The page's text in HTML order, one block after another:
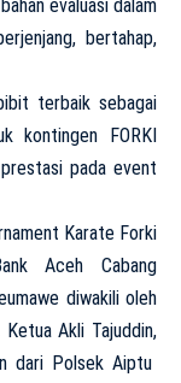
evaluasi dalam
bertahap,
terbaik sebagai
kontingen FORKI
prestasi pada event
Karate Forki
Aceh Cabang
diwakili oleh
Akli Tajuddin,
dari Polsek Aiptu